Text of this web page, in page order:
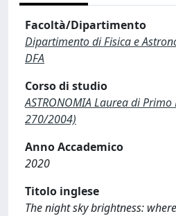
Facoltà/Dipartimento
Dipartimento di Fisica e
DFA
Corso di studio
ASTRONOMIA Laurea di Primo
270/2004)
Anno Accademico
2020
Titolo inglese
The night sky brightness: